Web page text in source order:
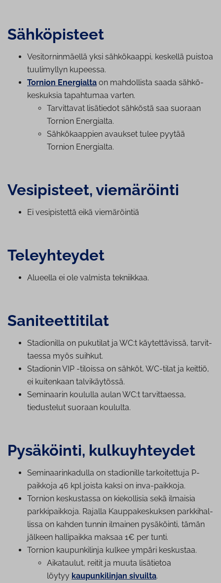
Säh­kö­pis­teet
Ve­si­tor­nin­mäel­lä yksi sähkökaappi, keskellä puistoa
tuulimyllyn kupeessa.
Tornion Energialta on mahdollista saada säh­kö­
kes­kuk­sia tapahtumaa varten.
Tarvittavat lisätiedot sähköstä saa suoraan
Tornion Energialta.
Säh­kö­kaap­pien avaukset tulee pyytää
Tornion Energialta.
Vesipisteet, viemäröinti
Ei ve­si­pis­tet­tä eikä vie­mä­röin­tiä
Te­leyh­tey­det
Alueella ei ole valmista tekniikkaa.
Sa­ni­teet­ti­ti­lat
Stadionilla on pukutilat ja WC:t käy­tet­tä­vis­sä, tar­vit­
taes­sa myös suihkut.
Stadionin VIP -tiloissa on sähköt, WC-tilat ja keittiö,
ei kuitenkaan tal­vi­käy­tös­sä.
Seminaarin koululla aulan WC:t tar­vit­taes­sa,
tiedustelut suoraan koululta.
Pysäköinti, kul­ku­yh­tey­det
Se­mi­naa­rin­ka­dul­la on stadionille tar­koi­tet­tu­ja P-
paikkoja 46 kpl joista kaksi on inva-paikkoja.
Tornion keskustassa on kiekollisia sekä ilmaisia
park­ki­paik­ko­ja. Rajalla Kaup­pa­kes­kuk­sen park­ki­hal­
lis­sa on kahden tunnin ilmainen pysäköinti, tämän
jälkeen hallipaikka maksaa 1€ per tunti.
Tornion kau­pun­ki­lin­ja kulkee ympäri keskustaa.
Aikataulut, reitit ja muuta lisätietoa
löytyy kau­pun­ki­lin­jan sivuilta.